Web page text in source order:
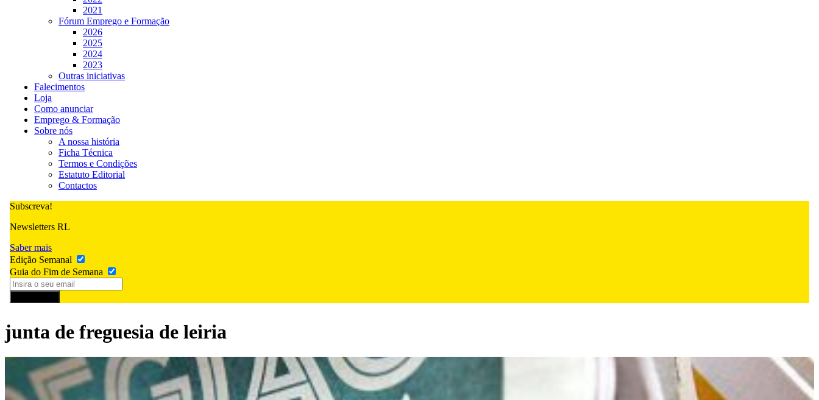
2021
Fórum Emprego e Formação
2026
2025
2024
2023
Outras iniciativas
Falecimentos
Loja
Como anunciar
Emprego & Formação
Sobre nós
A nossa história
Ficha Técnica
Termos e Condições
Estatuto Editorial
Contactos
Subscreva!
Newsletters RL
Saber mais
Edição Semanal
Guia do Fim de Semana
junta de freguesia de leiria